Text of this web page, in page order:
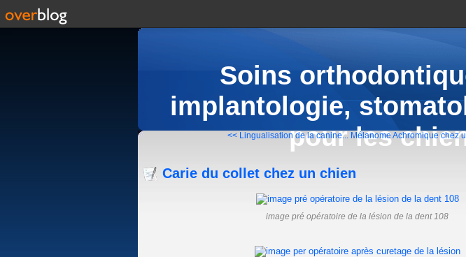
Soins
implantologie,
pour les
<< Lingualisation de la canine... Mélanome Achromique chez
Carie du collet chez un chien
image pré opératoire de la lésion de la dent 108